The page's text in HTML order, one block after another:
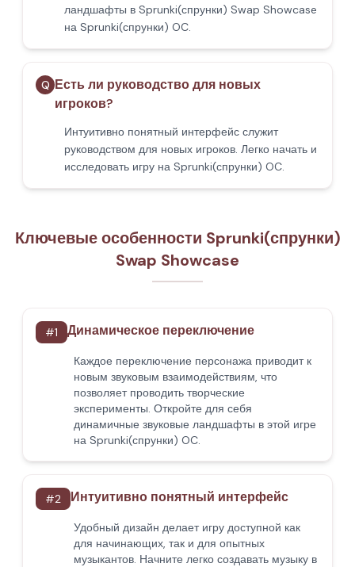
ландшафты в Sprunki(спрунки) Swap Showcase
на Sprunki(спрунки) OC.
Q Есть ли руководство для новых
игроков?
Интуитивно понятный интерфейс служит
руководством для новых игроков. Легко начать и
исследовать игру на Sprunki(спрунки) OC.
Ключевые особенности Sprunki(спрунки)
Swap Showcase
#1 Динамическое переключение
Каждое переключение персонажа приводит к
новым звуковым взаимодействиям, что
позволяет проводить творческие
эксперименты. Откройте для себя
динамичные звуковые ландшафты в этой игре
на Sprunki(спрунки) OC.
#2 Интуитивно понятный интерфейс
Удобный дизайн делает игру доступной как
для начинающих, так и для опытных
музыкантов. Начните легко создавать музыку в